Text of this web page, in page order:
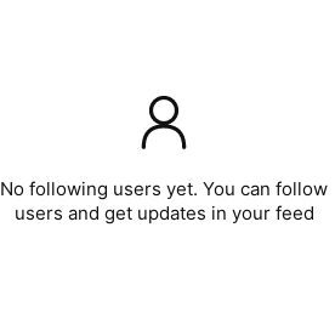
No following users yet. You can follow
users and get updates in your feed